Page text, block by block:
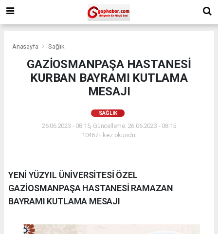
Anasayfa Sağlık
GAZİOSMANPAŞA HASTANESİ
KURBAN BAYRAMI KUTLAMA
MESAJI
SAĞLIK
26.06.2023 - 08:15, Güncelleme: 26.06.2023 - 08:15
10467+ kez okundu.
YENİ YÜZYIL ÜNİVERSİTESİ ÖZEL
GAZİOSMANPAŞA HASTANESİ RAMAZAN
BAYRAMI KUTLAMA MESAJI